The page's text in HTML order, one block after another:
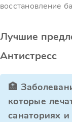
восстановление
Лучшие
Антистресс
🏥
которые
санаториях и